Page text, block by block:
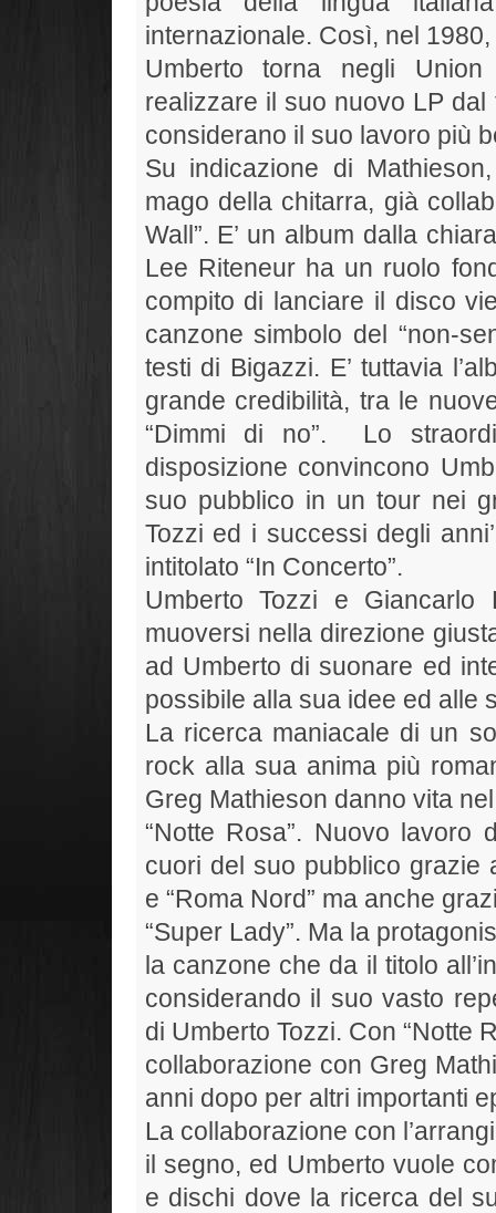
internazionale. Così, nel 1980,
Umberto torna negli
realizzare il suo nuovo LP dal
considerano il suo lavoro più
Su indicazione di
mago della chitarra, già
Wall”. E’ un album dalla
Lee Riteneur ha un ruolo
compito di lanciare il disco
canzone simbolo del “non-
testi di Bigazzi. E’ tuttavia
grande credibilità, tra le
“Dimmi di no”. Lo
disposizione convincono
suo pubblico in un tour nei
Tozzi ed i successi degli
intitolato “In Concerto”.
Umberto Tozzi e
muoversi nella direzione
ad Umberto di suonare ed
possibile alla sua idee ed alle
La ricerca maniacale di un
rock alla sua anima più
Greg Mathieson danno vita
“Notte Rosa”. Nuovo lavoro
cuori del suo pubblico grazie
e “Roma Nord” ma anche
“Super Lady”. Ma la
la canzone che da il titolo
considerando il suo vasto
di Umberto Tozzi. Con “Notte
collaborazione con Greg
anni dopo per altri importanti
La collaborazione con
il segno, ed Umberto vuole
e dischi dove la ricerca del